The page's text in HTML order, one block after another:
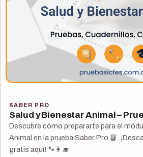
SABER PRO
Salud y Bienestar Animal –
Descubre cómo prepararte para el
Animal en la prueba Saber Pro 📘.
gratis aquí! 🐾👩‍🎓